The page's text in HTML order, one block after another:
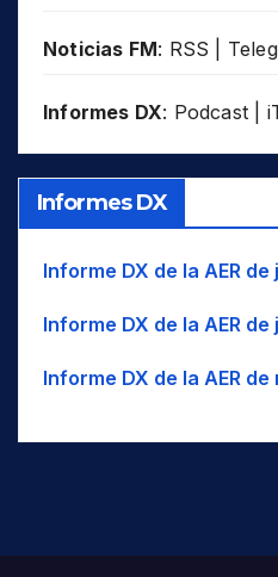
Noticias FM: RSS
Informes DX: Podcast
Informes DX
Informe DX de la AER
Informe DX de la AER
Informe DX de la AER